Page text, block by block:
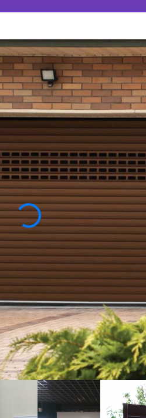
ГАРАЖА
рольставен для
устанавливают в тех
отсутствия свободного
используется алюминий.
весьма высокими
воздействия
по вашим размерам
под ключ
гарантии
производство
замер с образцами